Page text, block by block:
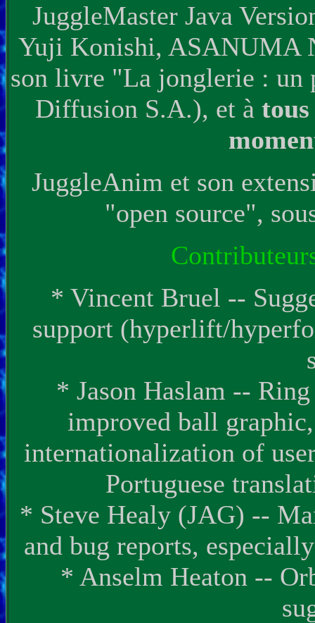
JuggleMaster Java
Yuji Konishi, ASANUMA
son livre "La jonglerie :
Diffusion S.A.), et à
JuggleAnim et son
"open source",
* Vincent Bruel --
support (hyperlift/
* Jason Haslam --
improved ball
internationalization of
Portuguese
* Steve Healy (JAG) --
and bug reports,
* Anselm Heaton --